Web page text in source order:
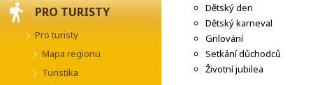
PRO TURISTY
Pro turisty
Mapa regionu
Turistika
Dětský den
Dětský karneval
Grilování
Setkání důchodců
Životní jubilea